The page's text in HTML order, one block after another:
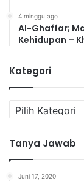
4 minggu ago
Al-Ghaffar;
Kehidupan –
Kategori
a
e
g
Tanya Jawab
Juni 17, 2020